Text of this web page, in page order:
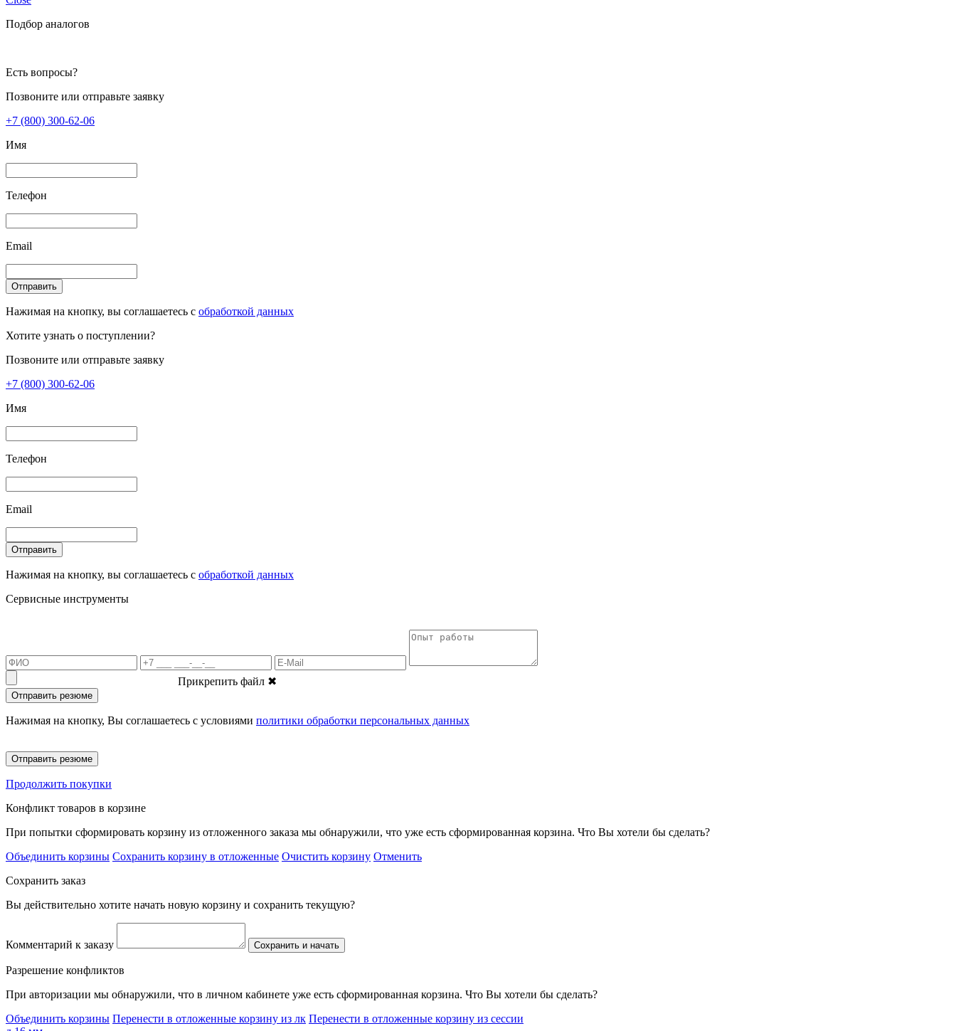
Подбор аналогов
Есть вопросы?
Позвоните или отправьте заявку
+7 (800) 300-62-06
Имя
Телефон
Email
Отправить
Нажимая на кнопку, вы соглашаетесь с обработкой данных
Хотите узнать о поступлении?
Позвоните или отправьте заявку
+7 (800) 300-62-06
Имя
Телефон
Email
Отправить
Нажимая на кнопку, вы соглашаетесь с обработкой данных
Сервисные инструменты
Прикрепить файл ✖
Отправить резюме
Нажимая на кнопку, Вы соглашаетесь с условиями политики обработки персональных данных
Отправить резюме
Продолжить покупки
Конфликт товаров в корзине
При попытки сформировать корзину из отложенного заказа мы обнаружили, что уже есть сформированная корзина. Что Вы хотели бы сделать?
Объединить корзины Сохранить корзину в отложенные Очистить корзину Отменить
Сохранить заказ
Вы действительно хотите начать новую корзину и сохранить текущую?
Комментарий к заказу Сохранить и начать
Разрешение конфликтов
При авторизации мы обнаружили, что в личном кабинете уже есть сформированная корзина. Что Вы хотели бы сделать?
Объединить корзины Перенести в отложенные корзину из лк Перенести в отложенные корзину из сессии